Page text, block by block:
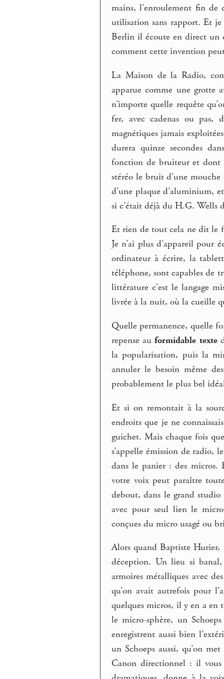
mains, l’enroulement fin de
utilisation sans rapport. Et
Berlin il écoute en direct un
comment cette invention
La Maison de la Radio,
apparue comme une grotte
n’importe quelle requête
fer, avec cadenas ou pas,
magnétiques jamais
durera quinze secondes
fonction de bruiteur et dont
stéréo le bruit d’une
d’une plaque d’aluminium,
si c’était déjà du H.G. Wells
Et rien de tout cela ne dit le
Je n’ai plus d’appareil pour
ordinateur à écrire, la
téléphone, sont capables de
littérature c’est le langage
livrée à la nuit, où la cueille
Quelle permanence, quelle
repense auformidable texte
la popularisation, puis la
annuler le besoin même
probablement le plus bel
Et si on remontait à la
endroits que je ne
guichet. Mais chaque fois
s’appelle émission de radio,
dans le panier : des micros.
votre voix peut paraître
debout, dans le grand
avec pour seul lien le
conçues du micro usagé ou
Alors quand Baptiste Hurier,
déception. Un lieu si
armoires métalliques avec
qu’on avait autrefois pour
quelques micros, il y en a en
le micro-sphère, un
enregistrent aussi bien
un Schoeps aussi, qu’on
Canon directionnel : il